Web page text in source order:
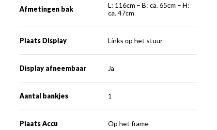
Afmetingen bak
L: 116cm – B: ca. 65cm – H:
ca. 47cm
Plaats Display Links op het stuur
Display afneembaar Ja
Aantal bankjes 1
Plaats Accu Op het frame